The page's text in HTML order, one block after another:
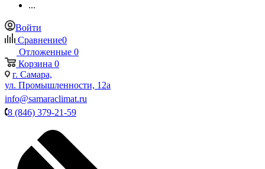
...
Войти
Сравнение0
Отложенные 0
Корзина 0
г. Самара,
ул. Промышленности, 12а
info@samaraclimat.ru
8 (846) 379-21-59